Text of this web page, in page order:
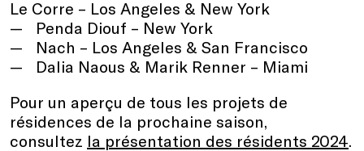
Le Corre – Los Angeles & New York
Penda Diouf – New York
Nach – Los Angeles & San Francisco
Dalia Naous & Marik Renner – Miami
Pour un aperçu de tous les projets de
résidences de la prochaine saison,
consultez la présentation des résidents 2024.